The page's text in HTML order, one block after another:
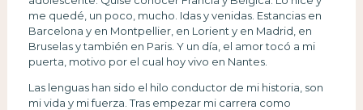
me quedé, un poco, mucho. Idas y venidas. Estancias en
Barcelona y en Montpellier, en Lorient y en Madrid, en
Bruselas y también en Paris. Y un día, el amor tocó a mi
puerta, motivo por el cual hoy vivo en Nantes.
Las lenguas han sido el hilo conductor de mi historia, son
mi vida y mi fuerza. Tras empezar mi carrera como